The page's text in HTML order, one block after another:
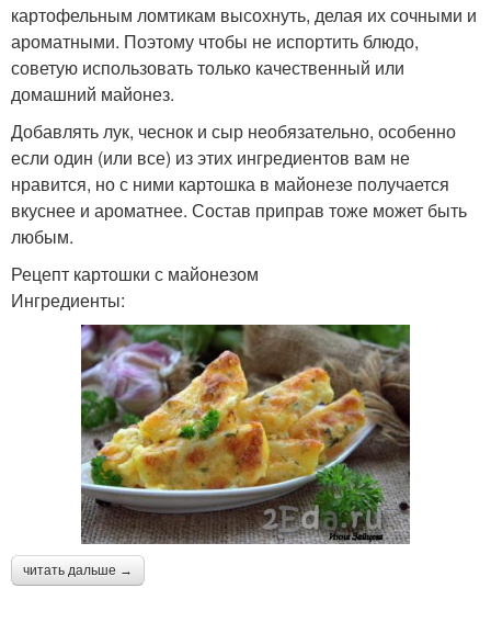
картофельным ломтикам высохнуть, делая их сочными и
ароматными. Поэтому чтобы не испортить блюдо,
советую использовать только качественный или
домашний майонез.
Добавлять лук, чеснок и сыр необязательно, особенно
если один (или все) из этих ингредиентов вам не
нравится, но с ними картошка в майонезе получается
вкуснее и ароматнее. Состав приправ тоже может быть
любым.
Рецепт картошки с майонезом
Ингредиенты:
читать дальше →